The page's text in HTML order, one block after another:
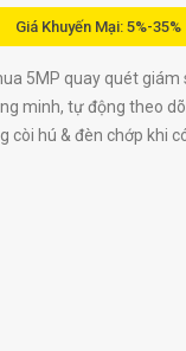
Giá Khuyến Mại: 5%-35%
5MP quay quét giám
minh, tự động theo
còi hú & đèn chớp khi